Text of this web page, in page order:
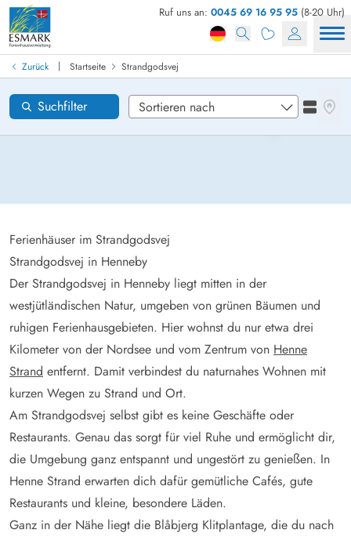
Ruf uns an: 0045 69 16 95 95 (8-20 Uhr)
Zurück | Startseite Strandgodsvej
Strandgodsvej
Ferienhäuser im Strandgodsvej
Strandgodsvej in Henneby
Der Strandgodsvej in Henneby liegt mitten in der
westjütländischen Natur, umgeben von grünen Bäumen und
ruhigen Ferienhausgebieten. Hier wohnst du nur etwa drei
Kilometer von der Nordsee und vom Zentrum von Henne
Strand entfernt. Damit verbindest du naturnahes Wohnen mit
kurzen Wegen zu Strand und Ort.
Am Strandgodsvej selbst gibt es keine Geschäfte oder
Restaurants. Genau das sorgt für viel Ruhe und ermöglicht dir,
die Umgebung ganz entspannt und ungestört zu genießen. In
Henne Strand erwarten dich dafür gemütliche Cafés, gute
Restaurants und kleine, besondere Läden.
Ganz in der Nähe liegt die Blåbjerg Klitplantage, die du nach
Suchfilter
Ferienhaus in Dänemark finden
Anreise
Gebiete